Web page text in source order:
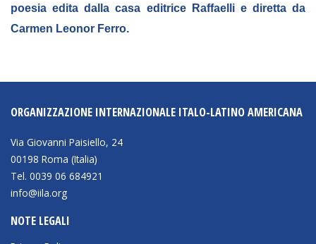
EL PAcCTO
Foto
Video
Audio
poesia edita dalla casa editrice Raffaelli e diretta da
Carmen Leonor Ferro.
ORGANIZZAZIONE INTERNAZIONALE ITALO-LATINO AMERICANA
Via Giovanni Paisiello, 24
00198 Roma (Italia)
Tel. 0039 06 684921
info@iila.org
NOTE LEGALI